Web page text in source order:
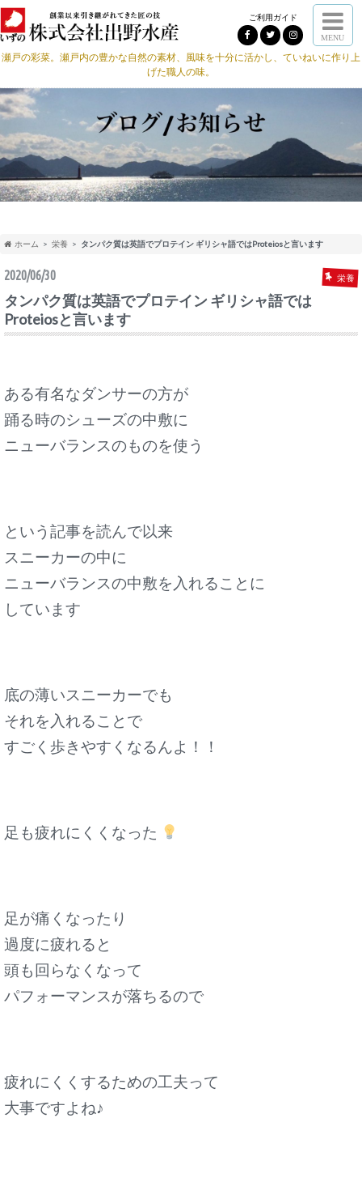
ご利用ガイド
MENU
瀬戸の彩菜。瀬戸内の豊かな自然の素材、風味を十分に活かし、ていねいに作り上
げた職人の味。
ホーム 栄養 タンパク質は英語でプロテイン ギリシャ語ではProteiosと言います
2020/06/30 栄養
タンパク質は英語でプロテイン ギリシャ語では
Proteiosと言います
ある有名なダンサーの方が
踊る時のシューズの中敷に
ニューバランスのものを使う
という記事を読んで以来
スニーカーの中に
ニューバランスの中敷を入れることに
しています
底の薄いスニーカーでも
それを入れることで
すごく歩きやすくなるんよ！！
足も疲れにくくなった
足が痛くなったり
過度に疲れると
頭も回らなくなって
パフォーマンスが落ちるので
疲れにくくするための工夫って
大事ですよね♪